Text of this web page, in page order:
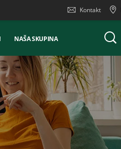
Kontakt
NAŠA SKUPINA